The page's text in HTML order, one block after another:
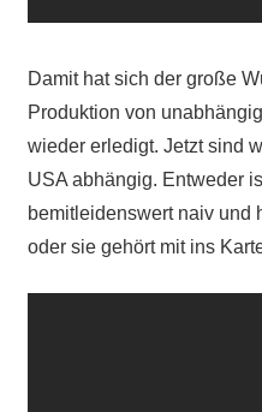
Damit hat sich der große
Produktion von
wieder erledigt. Jetzt sind
USA abhängig. Entweder
bemitleidenswert naiv und
oder sie gehört mit ins